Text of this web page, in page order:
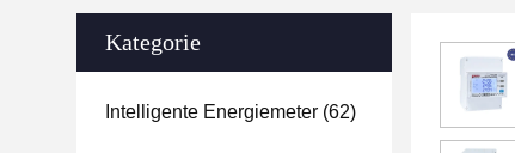
Kategorie
Intelligente Energiemeter (62)